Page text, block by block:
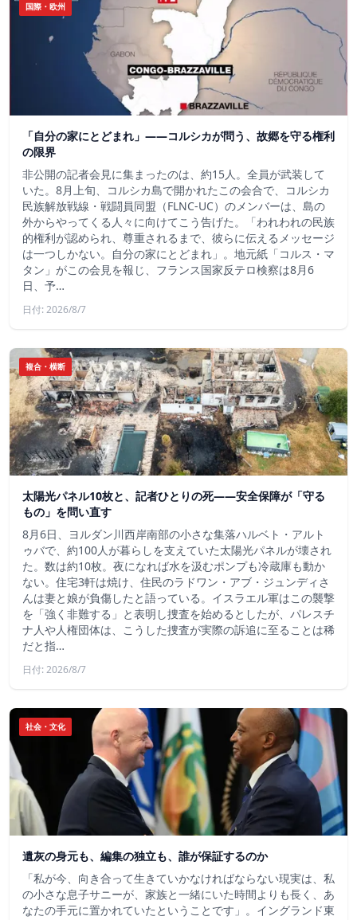
国際・欧州
「自分の家にとどまれ」——コルシカが問う、故郷を守る権利
の限界
非公開の記者会見に集まったのは、約15人。全員が武装して
いた。8月上旬、コルシカ島で開かれたこの会合で、コルシカ
民族解放戦線・戦闘員同盟（FLNC-UC）のメンバーは、島の
外からやってくる人々に向けてこう告げた。「われわれの民族
的権利が認められ、尊重されるまで、彼らに伝えるメッセージ
は一つしかない。自分の家にとどまれ」。地元紙「コルス・マ
タン」がこの会見を報じ、フランス国家反テロ検察は8月6
日、予…
日付: 2026/8/7
複合・横断
太陽光パネル10枚と、記者ひとりの死——安全保障が「守る
もの」を問い直す
8月6日、ヨルダン川西岸南部の小さな集落ハルベト・アルト
ゥバで、約100人が暮らしを支えていた太陽光パネルが壊され
た。数は約10枚。夜になれば水を汲むポンプも冷蔵庫も動か
ない。住宅3軒は焼け、住民のラドワン・アブ・ジュンディさ
んは妻と娘が負傷したと語っている。イスラエル軍はこの襲撃
を「強く非難する」と表明し捜査を始めるとしたが、パレスチ
ナ人や人権団体は、こうした捜査が実際の訴追に至ることは稀
だと指…
日付: 2026/8/7
社会・文化
遺灰の身元も、編集の独立も、誰が保証するのか
「私が今、向き合って生きていかなければならない現実は、私
の小さな息子サニーが、家族と一緒にいた時間よりも長く、あ
なたの手元に置かれていたということです」。イングランド東